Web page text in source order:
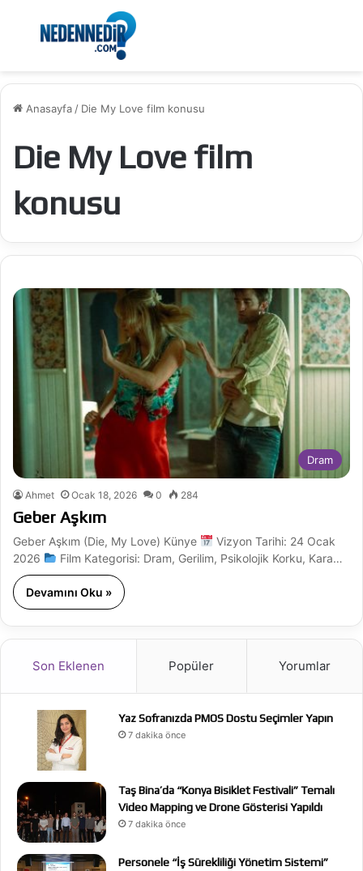
Menü
Anasayfa / Die My Love film konusu
Die My Love film
konusu
Dram
Ahmet Ocak 18, 2026 0 284
Geber Aşkım
Geber Aşkım (Die, My Love) Künye
Vizyon Tarihi: 24 Ocak
2026
Film Kategorisi: Dram, Gerilim, Psikolojik Korku, Kara…
Devamını Oku »
Son Eklenen Popüler Yorumlar
Yaz Sofranızda PMOS Dostu Seçimler Yapın
7 dakika önce
Taş Bina’da “Konya Bisiklet Festivali” Temalı
Video Mapping ve Drone Gösterisi Yapıldı
7 dakika önce
Personele “İş Sürekliliği Yönetim Sistemi”